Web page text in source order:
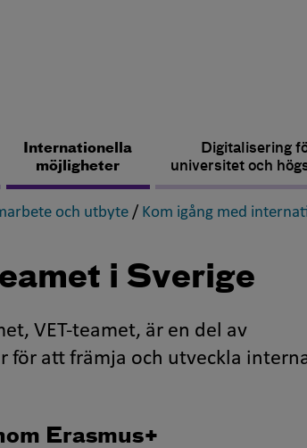
Internationella
möjligheter
Digitalisering
universitet och
och utbyte ,
/ Kom igång med
i Sverige
VET-teamet, är en del av
för att främja och utveckla
Erasmus+